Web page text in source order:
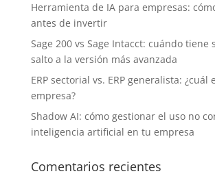
Herramienta de IA para empresas:
antes de invertir
Sage 200 vs Sage Intacct: cuándo tiene
salto a la versión más avanzada
ERP sectorial vs. ERP generalista: ¿cuál
empresa?
Shadow AI: cómo gestionar el uso no
inteligencia artificial en tu empresa
Comentarios recientes